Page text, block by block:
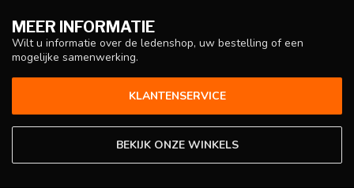
MEER INFORMATIE
Wilt u informatie over de ledenshop, uw bestelling of een
mogelijke samenwerking.
KLANTENSERVICE
BEKIJK ONZE WINKELS